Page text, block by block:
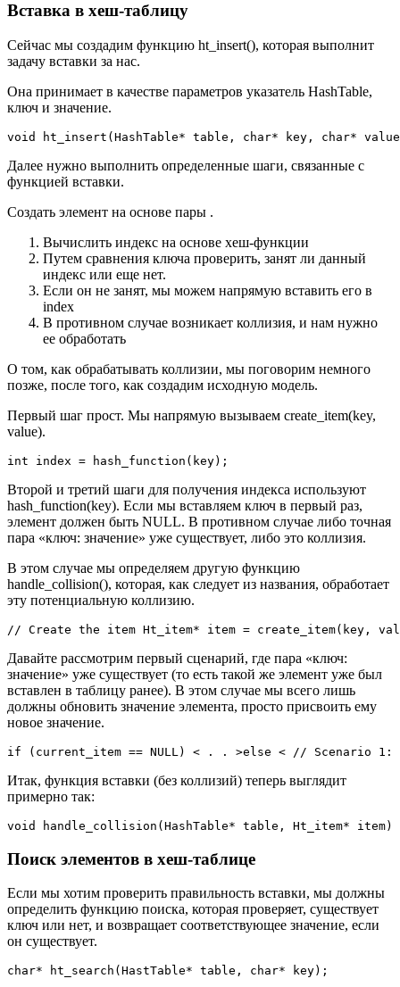
Вставка в хеш-таблицу
Сейчас мы создадим функцию ht_insert(), которая выполнит
задачу вставки за нас.
Она принимает в качестве параметров указатель HashTable,
ключ и значение.
void ht_insert(HashTable* table, char* key, char*
Далее нужно выполнить определенные шаги, связанные с
функцией вставки.
Создать элемент на основе пары .
Вычислить индекс на основе хеш-функции
Путем сравнения ключа проверить, занят ли данный
индекс или еще нет.
Если он не занят, мы можем напрямую вставить его в
index
В противном случае возникает коллизия, и нам нужно
ее обработать
О том, как обрабатывать коллизии, мы поговорим немного
позже, после того, как создадим исходную модель.
Первый шаг прост. Мы напрямую вызываем create_item(key,
value).
int index = hash_function(key);
Второй и третий шаги для получения индекса используют
hash_function(key). Если мы вставляем ключ в первый раз,
элемент должен быть NULL. В противном случае либо точная
пара «ключ: значение» уже существует, либо это коллизия.
В этом случае мы определяем другую функцию
handle_collision(), которая, как следует из названия, обработает
эту потенциальную коллизию.
// Create the item Ht_item* item = create_item(key,
Давайте рассмотрим первый сценарий, где пара «ключ:
значение» уже существует (то есть такой же элемент уже был
вставлен в таблицу ранее). В этом случае мы всего лишь
должны обновить значение элемента, просто присвоить ему
новое значение.
if (current_item == NULL) < . . >else < // Scenario
Итак, функция вставки (без коллизий) теперь выглядит
примерно так:
void handle_collision(HashTable* table, Ht_item*
Поиск элементов в хеш-таблице
Если мы хотим проверить правильность вставки, мы должны
определить функцию поиска, которая проверяет, существует
ключ или нет, и возвращает соответствующее значение, если
он существует.
char* ht_search(HastTable* table, char* key);